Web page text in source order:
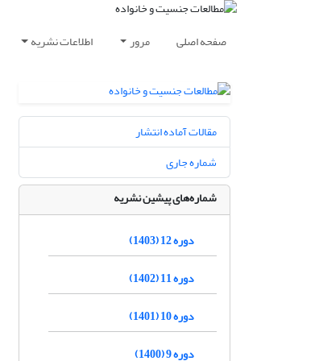
صفحه اصلی مرور اطلاعات نشریه
مقالات آماده انتشار
شماره جاری
شماره‌های پیشین نشریه
دوره 12 (1403)
دوره 11 (1402)
دوره 10 (1401)
دوره 9 (1400)